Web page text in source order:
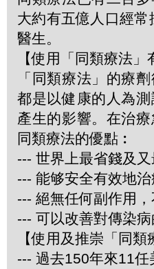
大約有五億人口經
醫生。
【使用「同類療法」
「同類療法」的療
都是以健康的人為
產生的影響。在治
同類療法的優點︰
--- 世界上最省錢及
--- 能够安全有效地
--- 絕無任何副作用
--- 可以改善對傳染病
【使用及推崇「同類
--- 過去150年來11